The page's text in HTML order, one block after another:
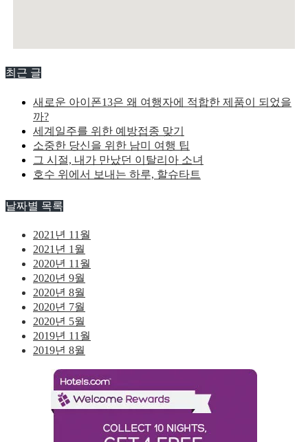
최근 글
새로운 아이폰13은 왜 여행자에 적합한 제품이 되었을
까?
세계일주를 위한 예방접종 맞기
소중한 당신을 위한 남미 여행 팁
그 시절, 내가 만났던 이탈리아 소녀
호수 위에서 보내는 하루, 할슈타트
날짜별 목록
2021년 11월
2021년 1월
2020년 11월
2020년 9월
2020년 8월
2020년 7월
2020년 5월
2019년 11월
2019년 8월